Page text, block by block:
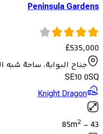
Peninsula Gardens
£535,000
جناح البوابة، ساحة شبه
SE10 0SQ
Knight Dragon
43
-
85m2